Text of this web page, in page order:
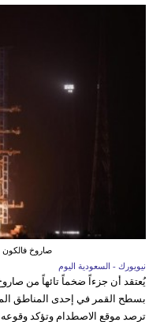
صاروخ فالكون 9 تابع لشركة سبيس إكس
نيويورك - السعودية اليوم
بسطح القمر في إحدى المناطق
ترصد موقع الاصطدام وتؤكد